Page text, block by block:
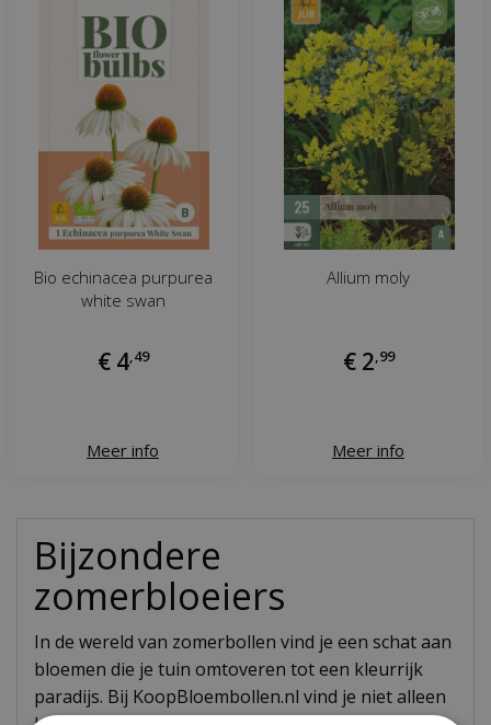
Bio echinacea purpurea
white swan
€ 4 49
Meer info
Allium moly
€ 2 99
Meer info
Bijzondere
zomerbloeiers
In de wereld van zomerbollen vind je een schat aan
bloemen die je tuin omtoveren tot een kleurrijk
paradijs. Bij KoopBloembollen.nl vind je niet alleen